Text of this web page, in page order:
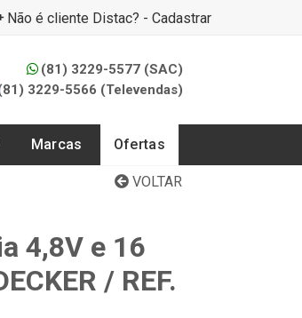
Não é cliente Distac? - Cadastrar
(81) 3229-5577 (SAC)
3229-5566 (Televendas)
Marcas Ofertas
VOLTAR
4,8V e 16
/ REF.